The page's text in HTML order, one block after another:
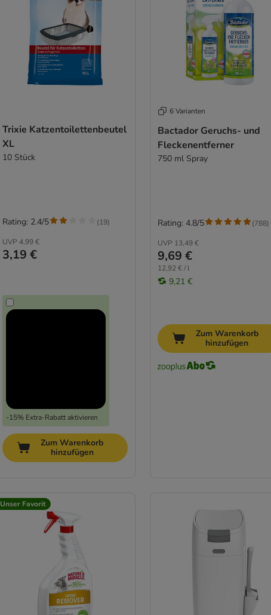
Trixie Katzentoilettenbeutel
XL
10 Stück
UVP 4,99 €
3,19 €
-15% Extra-Rabatt aktivieren
Rating: 2.4/5 (19)
Zum Warenkorb
hinzufügen
6 Varianten
Bactador Geruchs- und
Fleckenentferner
750 ml Spray
UVP 13,49 €
9,69 €
12,92 € / l
9,21 €
Rating: 4.8/5 (788)
Zum Warenkorb
hinzufügen
Unser Favorit